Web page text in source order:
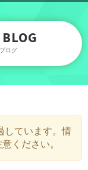
ログ
しています。情
ください。